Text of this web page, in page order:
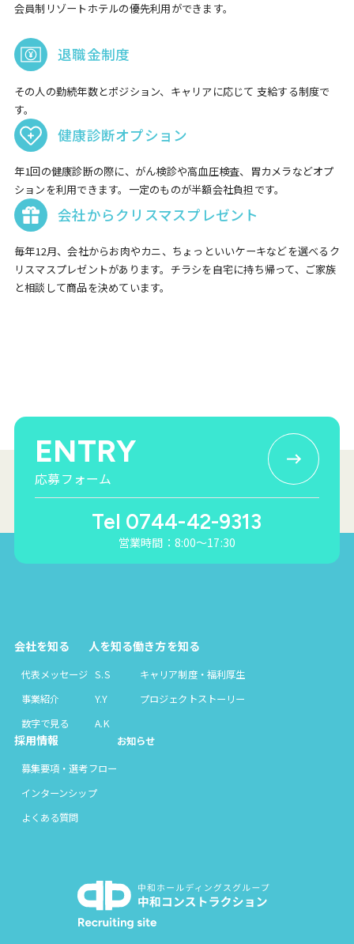
会員制リゾートホテルの優先利用ができます。
退職金制度
その人の勤続年数とポジション、キャリアに応じて 支給する制度で
す。
健康診断オプション
年1回の健康診断の際に、がん検診や高血圧検査、胃カメラなどオプ
ションを利用できます。一定のものが半額会社負担です。
会社からクリスマスプレゼント
毎年12月、会社からお肉やカニ、ちょっといいケーキなどを選べるク
リスマスプレゼントがあります。チラシを自宅に持ち帰って、ご家族
と相談して商品を決めています。
ENTRY
応募フォーム
Tel 0744-42-9313
営業時間：8:00〜17:30
会社を知る
代表メッセージ
事業紹介
数字で見る
人を知る
S.S
Y.Y
A.K
働き方を知る
キャリア制度・福利厚生
プロジェクトストーリー
採用情報
募集要項・選考フロー
インターンシップ
よくある質問
お知らせ